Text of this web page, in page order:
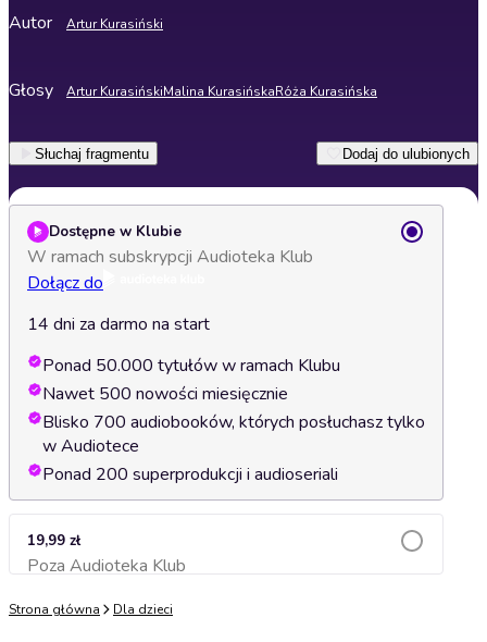
Autor Artur Kurasiński
Głosy Artur KurasińskiMalina KurasińskaRóża Kurasińska
Słuchaj fragmentu Dodaj do ulubionych
Dostępne w Klubie
W ramach subskrypcji Audioteka Klub
Dołącz do
14 dni za darmo na start
Ponad 50.000 tytułów w ramach Klubu
Nawet 500 nowości miesięcznie
Blisko 700 audiobooków, których posłuchasz tylko
w Audiotece
Ponad 200 superprodukcji i audioseriali
19,99 zł
Poza Audioteka KlubDodaj do koszyka
Strona główna Dla dzieci